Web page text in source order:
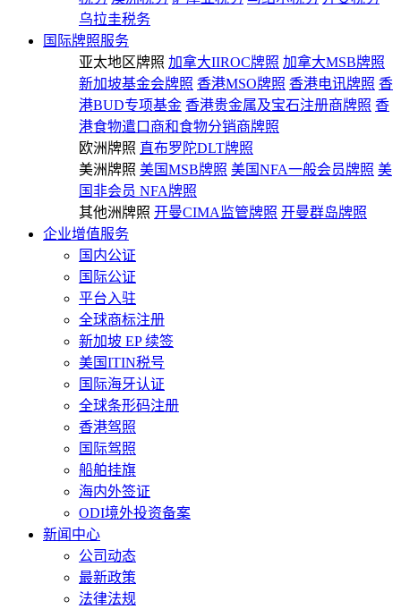
乌拉圭税务
国际牌照服务
亚太地区牌照 加拿大IIROC牌照 加拿大MSB牌照
新加坡基金会牌照 香港MSO牌照 香港电讯牌照 香
港BUD专项基金 香港贵金属及宝石注册商牌照 香
港食物遣口商和食物分销商牌照
欧洲牌照 直布罗陀DLT牌照
美洲牌照 美国MSB牌照 美国NFA一般会员牌照 美
国非会员 NFA牌照
其他洲牌照 开曼CIMA监管牌照 开曼群岛牌照
企业增值服务
国内公证
国际公证
平台入驻
全球商标注册
新加坡 EP 续签
美国ITIN税号
国际海牙认证
全球条形码注册
香港驾照
国际驾照
船舶挂旗
海内外签证
ODI境外投资备案
新闻中心
公司动态
最新政策
法律法规